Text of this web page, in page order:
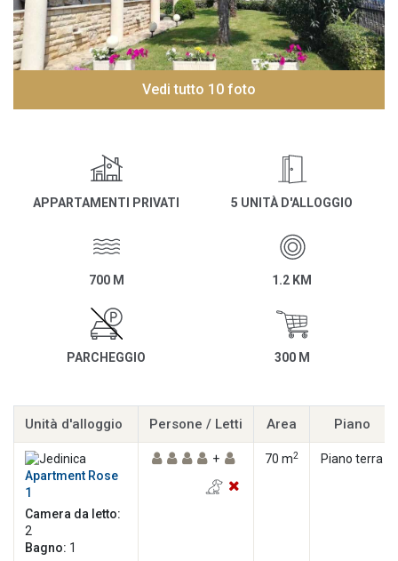
Vedi tutto 10 foto
APPARTAMENTI PRIVATI 5 UNITÀ D'ALLOGGIO
700 M 1.2 KM
PARCHEGGIO 300 M
Unità d'alloggio Persone / Letti Area Piano
Apartment Rose
1
Camera da letto:
2
Bagno: 1
+ 70 m2 Piano terra